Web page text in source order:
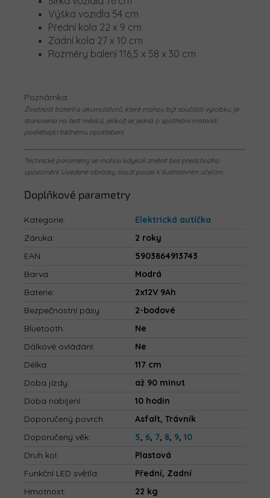
Výška vozidla 54 cm
Přední kola 22 x 9 cm
Zadní kola 27 x 10 cm
Rozměry balení 116,5 x 58 x 30 cm
Poznámka:
Životnost baterií a akumulátorů, které mohou být součástí výrobku, je
stanovena na šest měsíců, jelikož se jedná o spotřební materiál
podléhající běžnému opotřebení.
Technické parametry se mohou kdykoli změnit bez předchozího
upozornění. Uvedené obrázky slouží pouze k ilustrativním účelům.
Doplňkové parametry
Kategorie:
Elektrická autíčka
Záruka:
2 roky
EAN:
5903864913743
Barva:
Modrá
Baterie:
2x12V 9Ah
Bezpečnostní pásy:
2-bodové
Bluetooth:
Ne
Dálkové ovládání:
Ne
Délka:
117 cm
Doba jízdy:
až 90 minut
Doba nabíjení:
10 hodin
Doporučený povrch:
Asfalt, Trávník
Doporučený věk: 5, 6, 7, 8, 9, 10
Druh kol:
Plastová
Funkční LED světla:
Přední, Zadní
Hmotnost:
22 kg